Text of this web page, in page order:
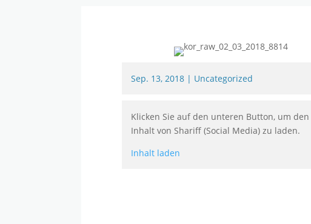
Sep. 13, 2018 | Uncategorized
Klicken Sie auf den unteren Button, um den
Inhalt von Shariff (Social Media) zu laden.
Inhalt laden